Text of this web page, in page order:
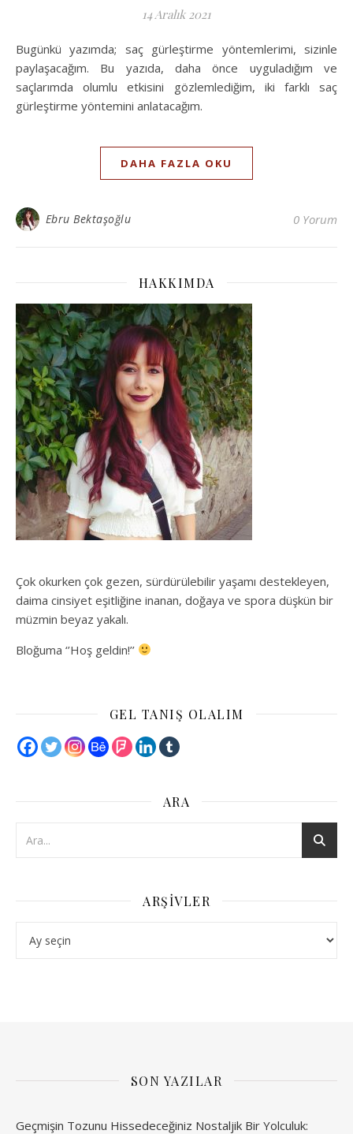
14 Aralık 2021
Bugünkü yazımda; saç gürleştirme yöntemlerimi, sizinle
paylaşacağım. Bu yazıda, daha önce uyguladığım ve
saçlarımda olumlu etkisini gözlemlediğim, iki farklı saç
gürleştirme yöntemini anlatacağım.
DAHA FAZLA OKU
Ebru Bektaşoğlu 0 Yorum
HAKKIMDA
Çok okurken çok gezen, sürdürülebilir yaşamı destekleyen,
daima cinsiyet eşitliğine inanan, doğaya ve spora düşkün bir
müzmin beyaz yakalı.
Bloğuma ‘’Hoş geldin!’’
GEL TANIŞ OLALIM
ARA
ARŞIVLER
SON YAZILAR
Geçmişin Tozunu Hissedeceğiniz Nostaljik Bir Yolculuk: